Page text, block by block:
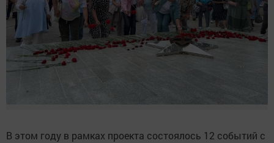
В этом году в рамках проекта состоялось 12 событий с